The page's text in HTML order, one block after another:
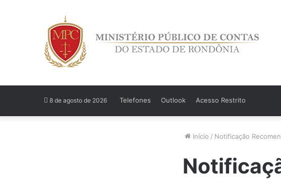
8 de agosto de 2026 Telefones Outlook Acesso Restrito
Início / Notificação